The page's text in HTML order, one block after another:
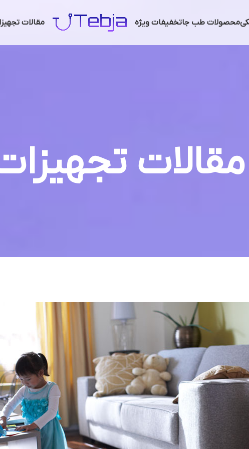
محصولات طب جاتخفیفات ویژه مقالات
مقالات